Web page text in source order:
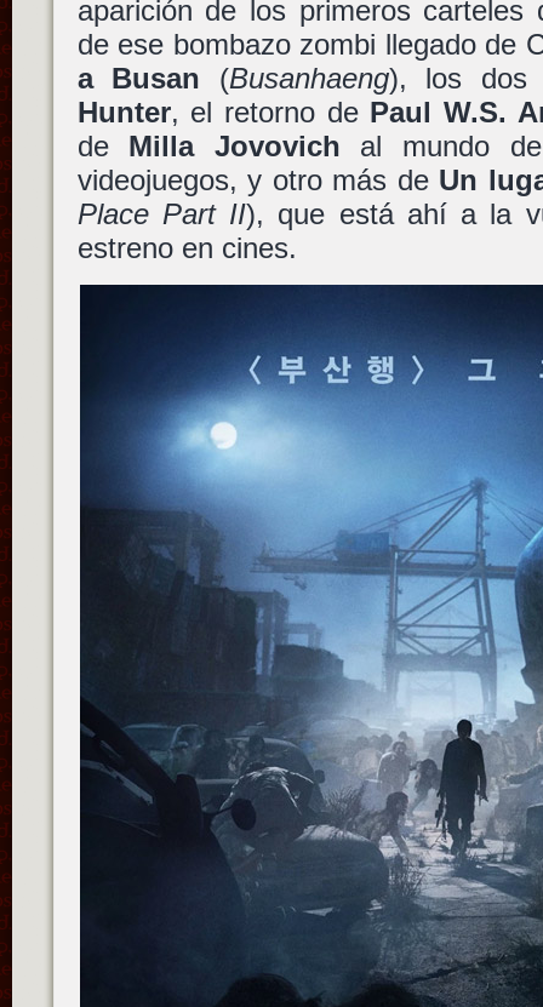
aparición de los primeros
de ese bombazo zombi llegado de
a Busan (Busanhaeng), los dos
Hunter, el retorno de Paul W.S.
de Milla Jovovich al mundo
videojuegos, y otro más de Un
Place Part II), que está ahí a la
estreno en cines.